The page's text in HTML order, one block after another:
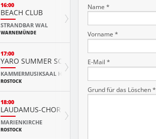
Name *
Vorname *
E-Mail *
Grund für das Löschen *
16:00
BEACH CLUB
STRANDBAR WAL
WARNEMÜNDE
17:00
YARO SUMMER SCHOOL KURSKONZERT
KAMMERMUSIKSAAL HMT
ROSTOCK
18:00
LAUDAMUS-CHOR
MARIENKIRCHE
ROSTOCK